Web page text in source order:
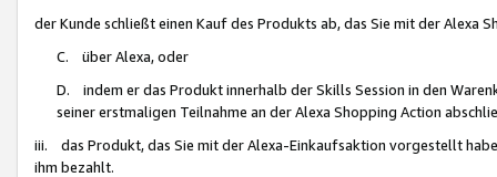
der Kunde schließt einen Kauf des Produkts ab, das Sie mit der Alexa
C. über Alexa, oder
D. indem er das Produkt innerhalb der Skills Session in den
seiner erstmaligen Teilnahme an der Alexa Shopping Action
iii. das Produkt, das Sie mit der Alexa-Einkaufsaktion vorgestellt
ihm bezahlt.